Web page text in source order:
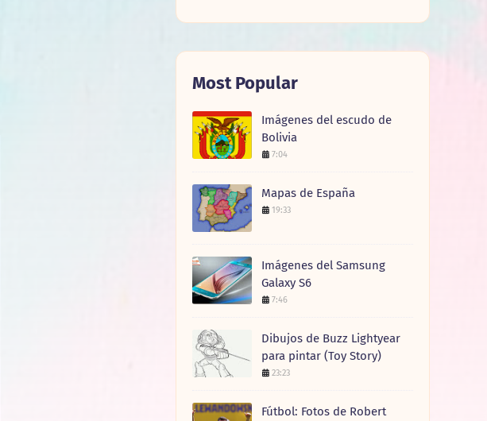
Most Popular
Imágenes del escudo de
Bolivia
7:04
Mapas de España
19:33
Imágenes del Samsung
Galaxy S6
7:46
Dibujos de Buzz Lightyear
para pintar (Toy Story)
23:23
Fútbol: Fotos de Robert